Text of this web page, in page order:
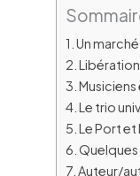
Un
Le trio
Le Port
Quelques
Auteur/